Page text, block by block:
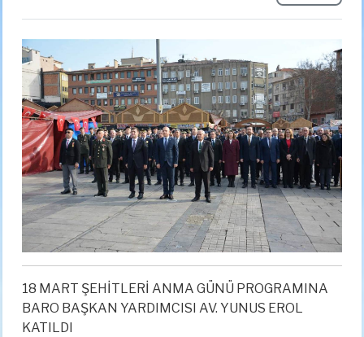
18 MART ŞEHİTLERİ ANMA GÜNÜ PROGRAMINA
BARO BAŞKAN YARDIMCISI AV. YUNUS EROL
KATILDI